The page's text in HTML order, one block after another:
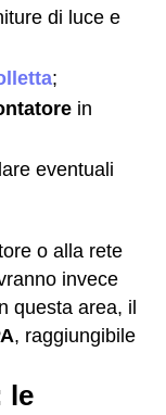
di luce e
;
in
eventuali
o alla rete
invece
questa area, il
, raggiungibile
le